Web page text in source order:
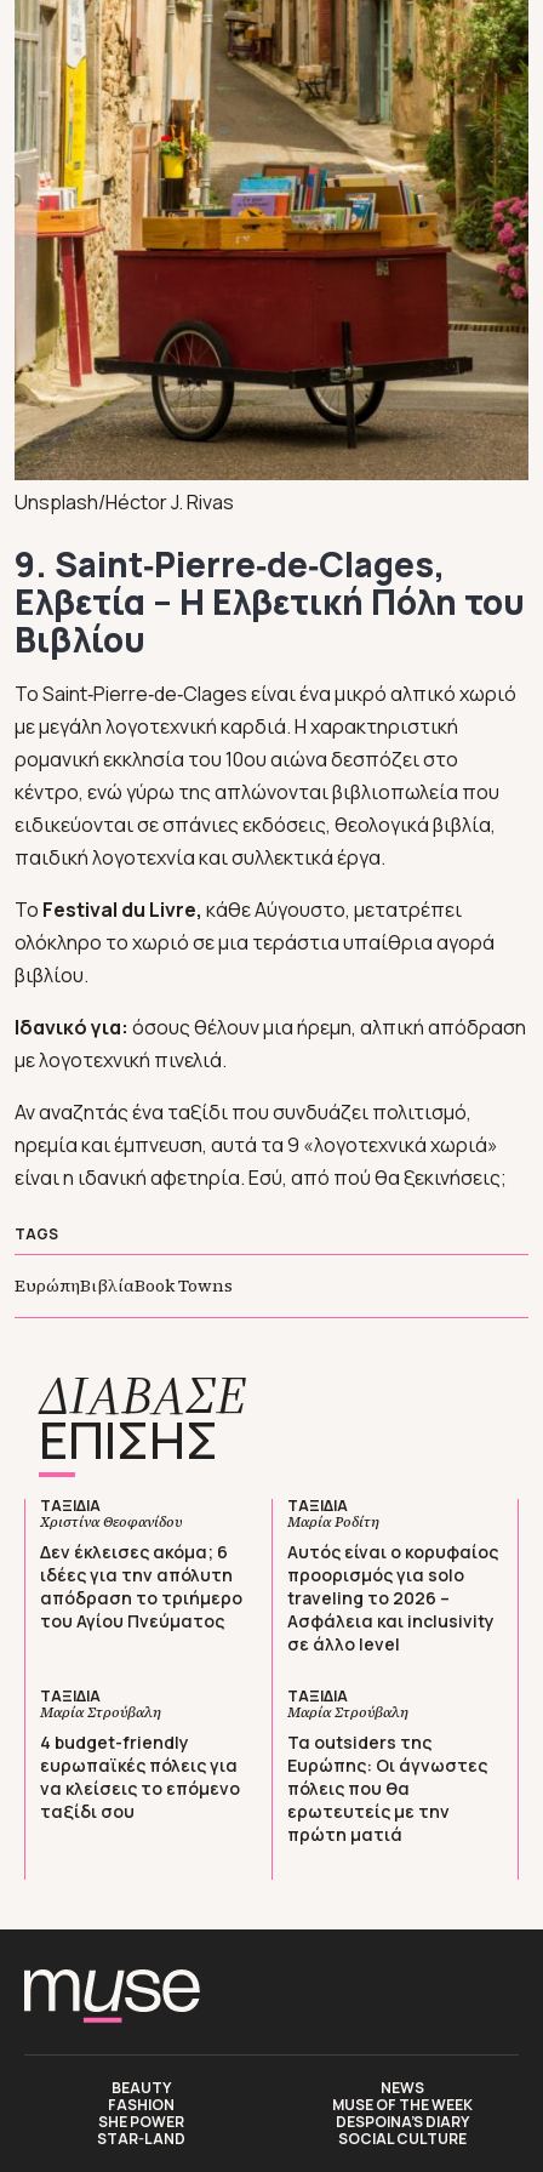
Unsplash/Héctor J. Rivas
9. Saint‑Pierre‑de‑Clages,
Ελβετία – Η Ελβετική Πόλη του
Βιβλίου
Το Saint‑Pierre‑de‑Clages είναι ένα μικρό αλπικό χωριό
με μεγάλη λογοτεχνική καρδιά. Η χαρακτηριστική
ρομανική εκκλησία του 10ου αιώνα δεσπόζει στο
κέντρο, ενώ γύρω της απλώνονται βιβλιοπωλεία που
ειδικεύονται σε σπάνιες εκδόσεις, θεολογικά βιβλία,
παιδική λογοτεχνία και συλλεκτικά έργα.
Το Festival du Livre, κάθε Αύγουστο, μετατρέπει
ολόκληρο το χωριό σε μια τεράστια υπαίθρια αγορά
βιβλίου.
Ιδανικό για: όσους θέλουν μια ήρεμη, αλπική απόδραση
με λογοτεχνική πινελιά.
Αν αναζητάς ένα ταξίδι που συνδυάζει πολιτισμό,
ηρεμία και έμπνευση, αυτά τα 9 «λογοτεχνικά χωριά»
είναι η ιδανική αφετηρία. Εσύ, από πού θα ξεκινήσεις;
TAGS
ΕυρώπηΒιβλίαBook Towns
ΔΙΑΒΑΣΕ
ΕΠΙΣΗΣ
ΤΑΞΙΔΙΑ
Χριστίνα Θεοφανίδου
Δεν έκλεισες ακόμα; 6
ιδέες για την απόλυτη
απόδραση τo τριήμερο
του Αγίου Πνεύματος
ΤΑΞΙΔΙΑ
Μαρία Ροδίτη
Αυτός είναι ο κορυφαίος
προορισμός για solo
traveling το 2026 –
Ασφάλεια και inclusivity
σε άλλο level
ΤΑΞΙΔΙΑ
Μαρία Στρούβαλη
4 budget-friendly
ευρωπαϊκές πόλεις για
να κλείσεις το επόμενο
ταξίδι σου
ΤΑΞΙΔΙΑ
Μαρία Στρούβαλη
Τα outsiders της
Ευρώπης: Οι άγνωστες
πόλεις που θα
ερωτευτείς με την
πρώτη ματιά
BEAUTY
FASHION
SHE POWER
STAR-LAND
NEWS
MUSE OF THE WEEK
DESPOINA’S DIARY
SOCIAL CULTURE